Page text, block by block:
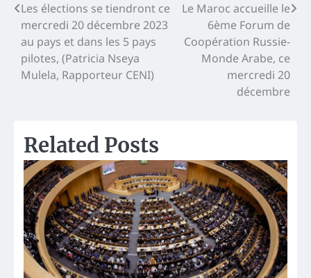
Navigation
de
l’article
Les élections se tiendront ce
mercredi 20 décembre 2023
au pays et dans les 5 pays
pilotes, (Patricia Nseya
Mulela, Rapporteur CENI)
Le Maroc accueille le
6ème Forum de
Coopération Russie-
Monde Arabe, ce
mercredi 20
décembre
Related Posts